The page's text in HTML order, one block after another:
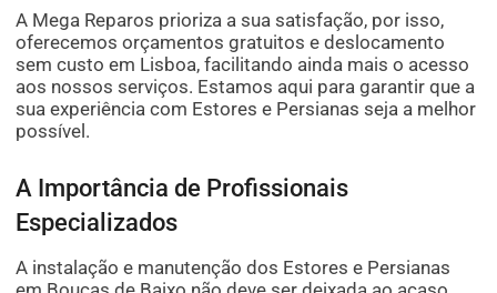
A Mega Reparos prioriza a sua satisfação, por isso,
oferecemos orçamentos gratuitos e deslocamento
sem custo em Lisboa, facilitando ainda mais o acesso
aos nossos serviços. Estamos aqui para garantir que a
sua experiência com Estores e Persianas seja a melhor
possível.
A Importância de Profissionais
Especializados
A instalação e manutenção dos Estores e Persianas